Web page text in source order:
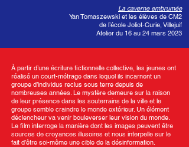
La caverne embrumée
Yan Tomaszewski et les élèves de CM2
de l’école Joliot-Curie, Villejuif
Atelier du 16 au 24 mars 2023
À partir d’une écriture fictionnelle collective, les jeunes ont
réalisé un court-métrage dans lequel ils incarnent un
groupe d’individus reclus sous terre depuis de
nombreuses années. Le mystère demeure sur la raison
de leur présence dans les souterrains de la ville et le
groupe semble craindre le monde extérieur. Un élément
déclencheur va venir bouleverser leur vision du monde.
Le film interroge la manière dont les images peuvent être
sources de croyances illusoires et nous interpelle sur le
fait d’être soi-même une cible de la désinformation.